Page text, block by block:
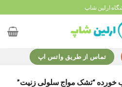
ارلین شاپ
تماس از طریق واتس اپ
“تشک مواج سلولی زنیت”